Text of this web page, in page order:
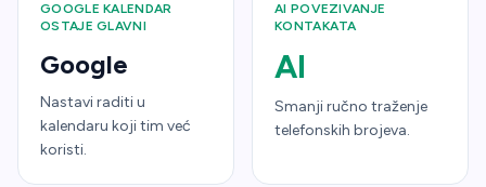
GOOGLE KALENDAR
OSTAJE GLAVNI
Google
Nastavi raditi u
kalendaru koji tim već
koristi.
AI POVEZIVANJE
KONTAKATA
AI
Smanji ručno traženje
telefonskih brojeva.